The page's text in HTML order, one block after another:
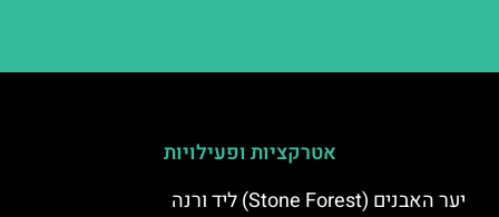
אטרקציות ופעילויות
יער האבנים (Stone Forest) ליד ורנה